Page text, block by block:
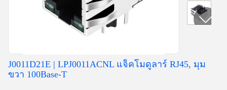
J0011D21E | LPJ0011ACNL แจ็คโมดูลาร์ RJ45, มุม
ขวา 100Base-T